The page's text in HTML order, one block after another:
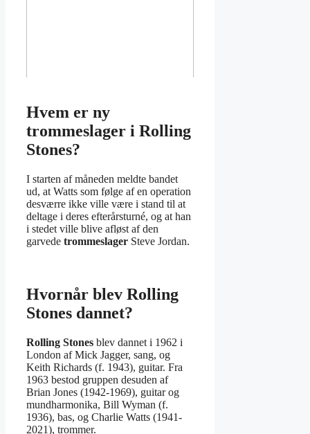
Hvem er ny
trommeslager i Rolling
Stones?
I starten af måneden meldte bandet
ud, at Watts som følge af en operation
desværre ikke ville være i stand til at
deltage i deres efterårsturné, og at han
i stedet ville blive afløst af den
garvede trommeslager Steve Jordan.
Hvornår blev Rolling
Stones dannet?
Rolling Stones blev dannet i 1962 i
London af Mick Jagger, sang, og
Keith Richards (f. 1943), guitar. Fra
1963 bestod gruppen desuden af
Brian Jones (1942-1969), guitar og
mundharmonika, Bill Wyman (f.
1936), bas, og Charlie Watts (1941-
2021), trommer.